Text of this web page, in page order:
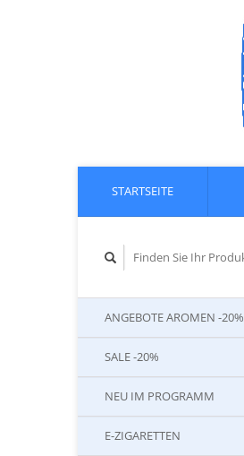
STARTSEITE
ANGEBOTE AROMEN -20%
SALE -20%
NEU IM PROGRAMM
E-ZIGARETTEN